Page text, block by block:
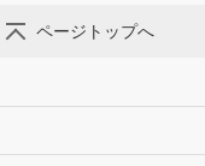
ページトップへ